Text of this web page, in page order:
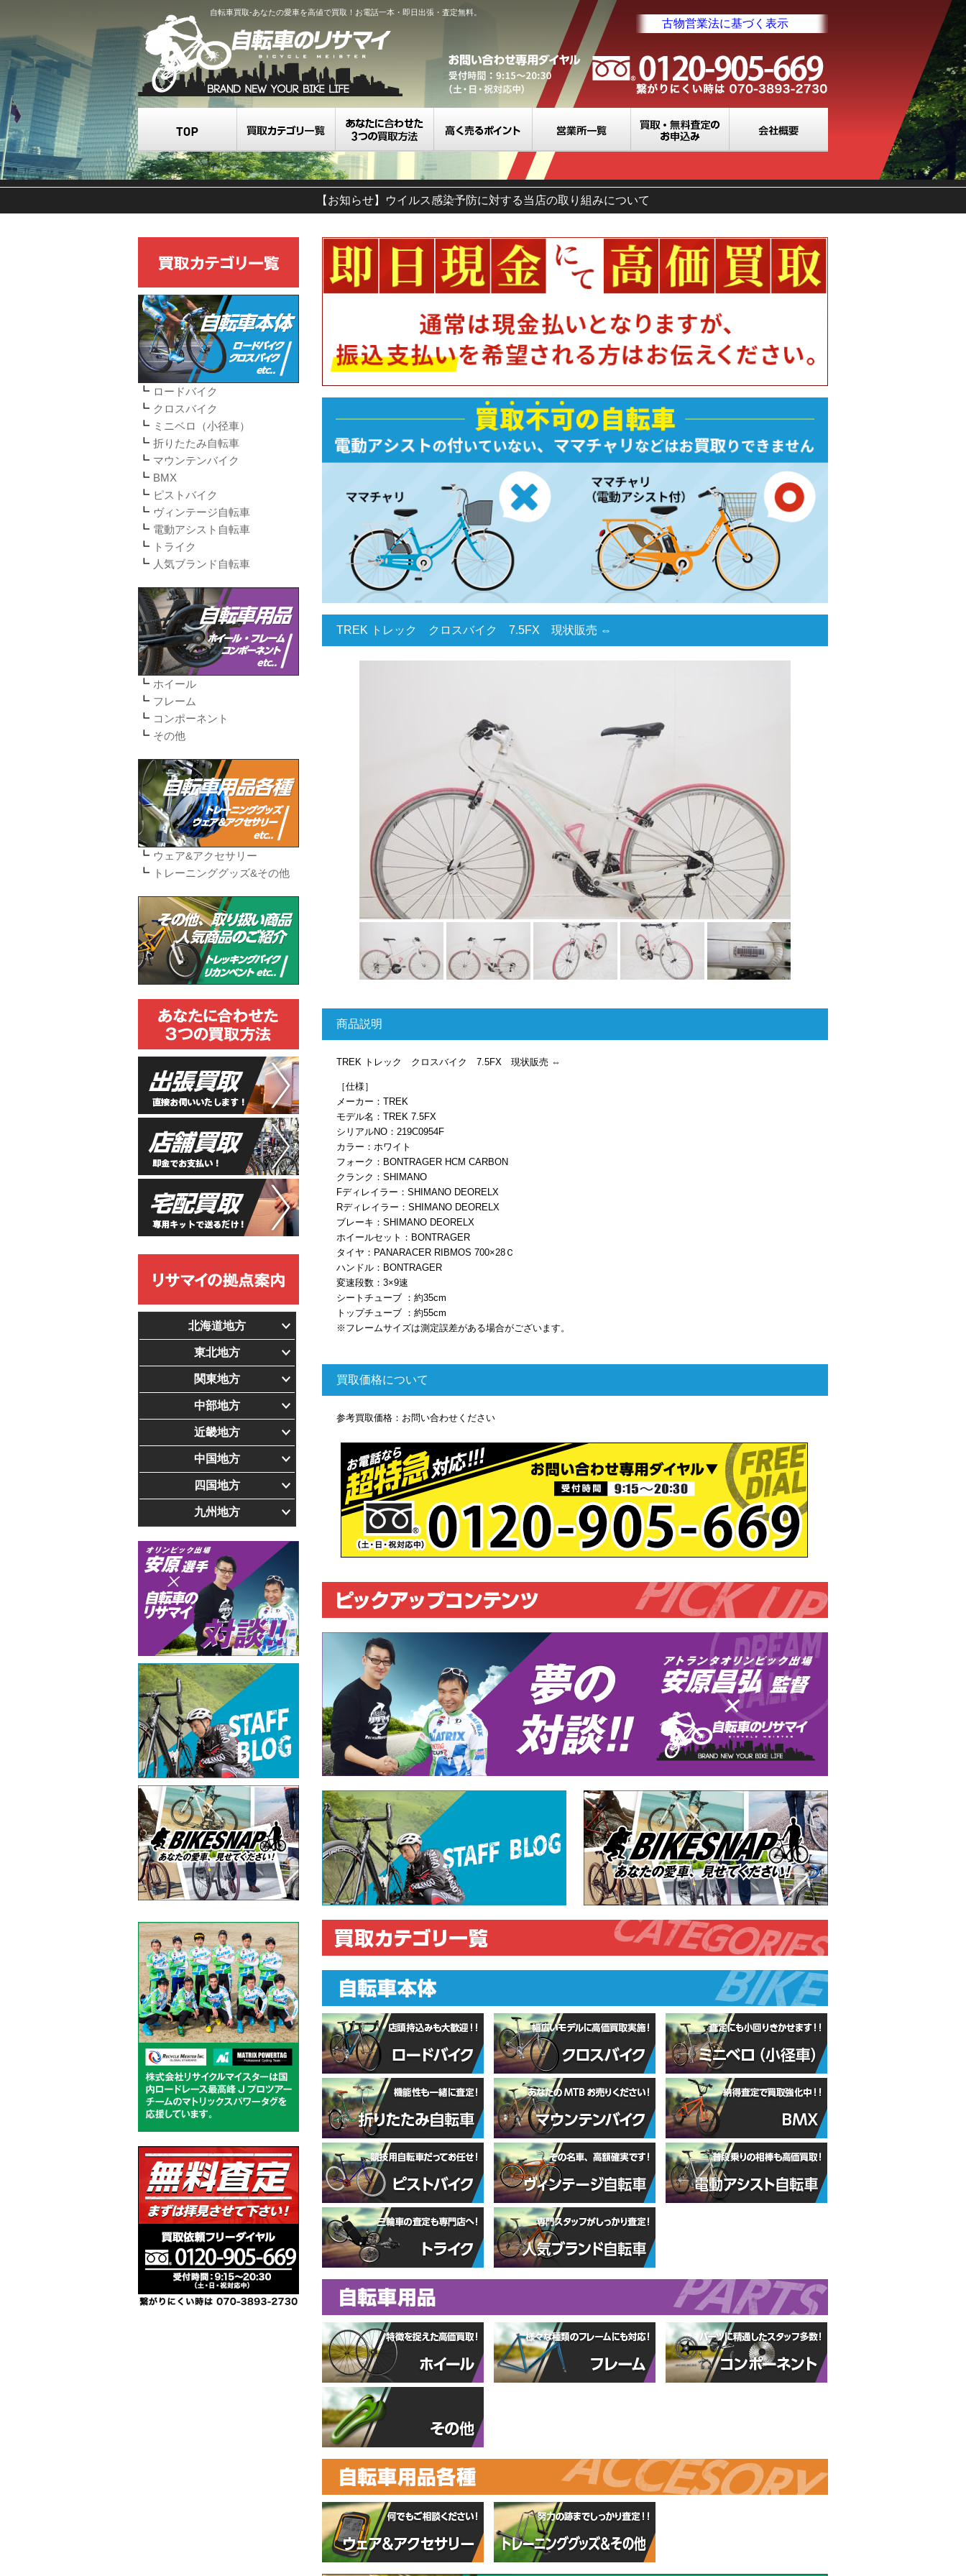
自転車買取-あなたの愛車を高値で買取！お電話一本・即日出張・査定無料。
古物営業法に基づく表示
【お知らせ】ウイルス感染予防に対する当店の取り組みについて
TREK トレック クロスバイク 7.5FX 現状販売 ⇔
商品説明
TREK トレック クロスバイク 7.5FX 現状販売 ⇔
［仕様］
メーカー：TREK
モデル名：TREK 7.5FX
シリアルNO：219C0954F
カラー：ホワイト
フォーク：BONTRAGER HCM CARBON
クランク：SHIMANO
Fディレイラー：SHIMANO DEORELX
Rディレイラー：SHIMANO DEORELX
ブレーキ：SHIMANO DEORELX
ホイールセット：BONTRAGER
タイヤ：PANARACER RIBMOS 700×28Ｃ
ハンドル：BONTRAGER
変速段数：3×9速
シートチューブ ：約35cm
トップチューブ ：約55cm
※フレームサイズは測定誤差がある場合がございます。
買取価格について
参考買取価格：お問い合わせください
ロードバイク
クロスバイク
ミニベロ（小径車）
折りたたみ自転車
マウンテンバイク
BMX
ピストバイク
ヴィンテージ自転車
電動アシスト自転車
トライク
人気ブランド自転車
ホイール
フレーム
コンポーネント
その他
ウェア&アクセサリー
トレーニンググッズ&その他
北海道地方
東北地方
関東地方
中部地方
近畿地方
中国地方
四国地方
九州地方